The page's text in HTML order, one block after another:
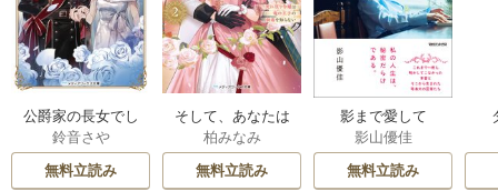
公爵家の長女でし
た
鈴音さや
無料立読み
そして、あなたは
私を捨てる
柏みなみ
無料立読み
影まで愛して
影山優佳
無料立読み